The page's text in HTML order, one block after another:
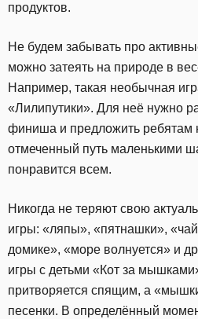
продуктов.
Не будем забывать про
можно затеять на природе в
Например, такая необычная
«Лилипутики». Для неё нужно
финиша и предложить ребятам
отмеченный путь маленькими
понравится всем.
Никогда не теряют свою
игры: «ляпы», «пятнашки»,
домике», «море волнуется» и
игры с детьми «Кот за
притворяется спящим, а
песенки. В определённый